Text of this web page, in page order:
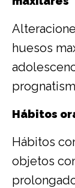
huesos
Hábitos
Hábitos
objetos